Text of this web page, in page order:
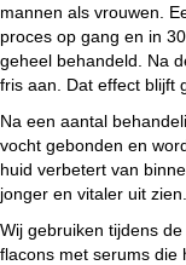
mannen als vrouwen.
proces op gang en in
geheel behandeld. Na
fris aan. Dat effect blijft
Na een aantal
vocht gebonden en
huid verbetert van
jonger en vitaler uit zien.
Wij gebruiken tijdens
flacons met serums die